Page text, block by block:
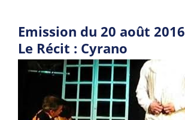
Emission du 20 août 2016
Le Récit : Cyrano